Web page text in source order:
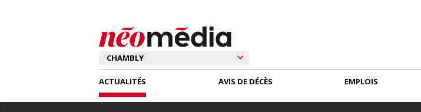
ACTUALITÉS AVIS DE DÉCÈS EMPLOIS